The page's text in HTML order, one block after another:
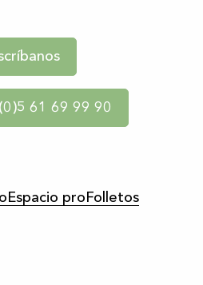
61 69 99 90
Espacio pro Folletos